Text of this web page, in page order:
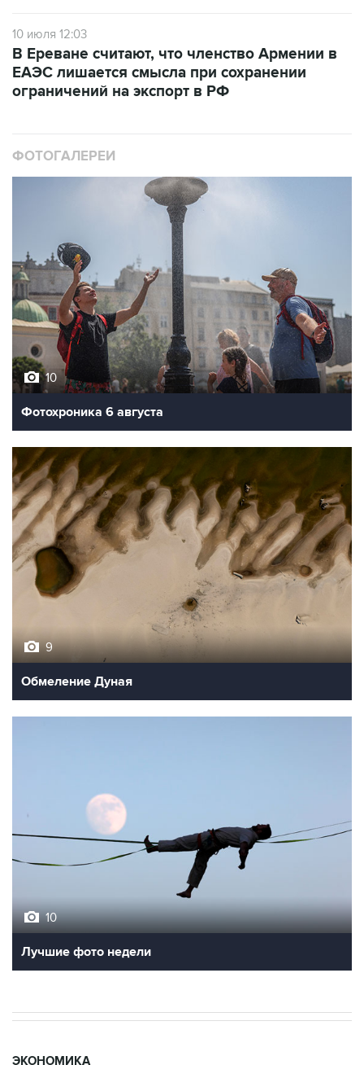
10 июля 12:03
В Ереване считают, что членство Армении в
ЕАЭС лишается смысла при сохранении
ограничений на экспорт в РФ
ФОТОГАЛЕРЕИ
10
Фотохроника 6 августа
9
Обмеление Дуная
10
Лучшие фото недели
ЭКОНОМИКА